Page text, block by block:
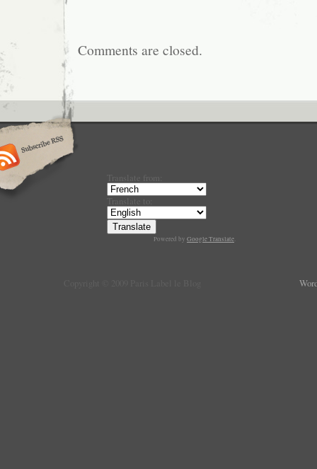
Comments are closed.
Translate from:
Translate to:
Powered by Google Translate.